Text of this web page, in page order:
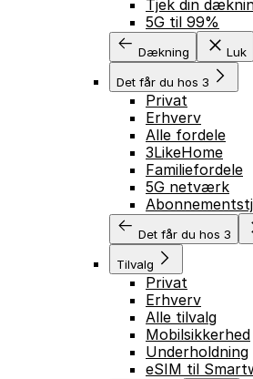
Tjek din
5G til 99%
Dækning Luk
Det får du hos 3
Privat
Erhverv
Alle fordele
3LikeHome
Familiefordele
5G netværk
Det får du hos 3
Tilvalg
Privat
Erhverv
Alle tilvalg
Mobilsikkerhed
Underholdning
eSIM til